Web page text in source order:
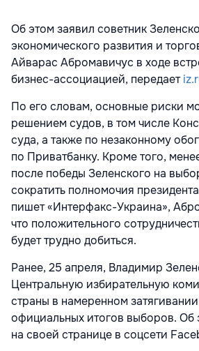
Об этом заявил советник
экономического развития и
Айварас Абромавичус в ходе
бизнес-ассоциацией, передает
По его словам, основные риски
решением судов, в том числе
суда, а также по незаконному
по Приватбанку. Кроме того,
после победы Зеленского на
сократить полномочия
пишет «Интерфакс-Украина»,
что положительного
будет трудно добиться.
Ранее, 25 апреля, Владимир
Центральную избирательную
страны в намеренном
официальных итогов выборов. Об
на своей странице в соцсети